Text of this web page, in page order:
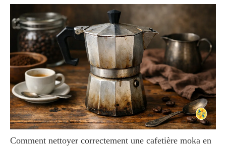
Comment nettoyer correctement une cafetière moka en